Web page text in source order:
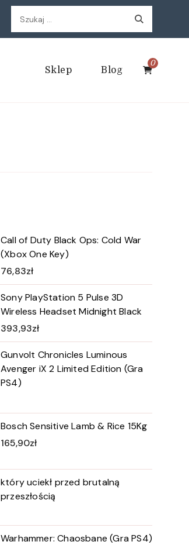
Szukaj:
Sklep Blog
0
Call of Duty Black Ops: Cold War
(Xbox One Key)
76,83zł
Sony PlayStation 5 Pulse 3D
Wireless Headset Midnight Black
393,93zł
Gunvolt Chronicles Luminous
Avenger iX 2 Limited Edition (Gra
PS4)
Bosch Sensitive Lamb & Rice 15Kg
165,90zł
który uciekł przed brutalną
przeszłością
Warhammer: Chaosbane (Gra PS4)